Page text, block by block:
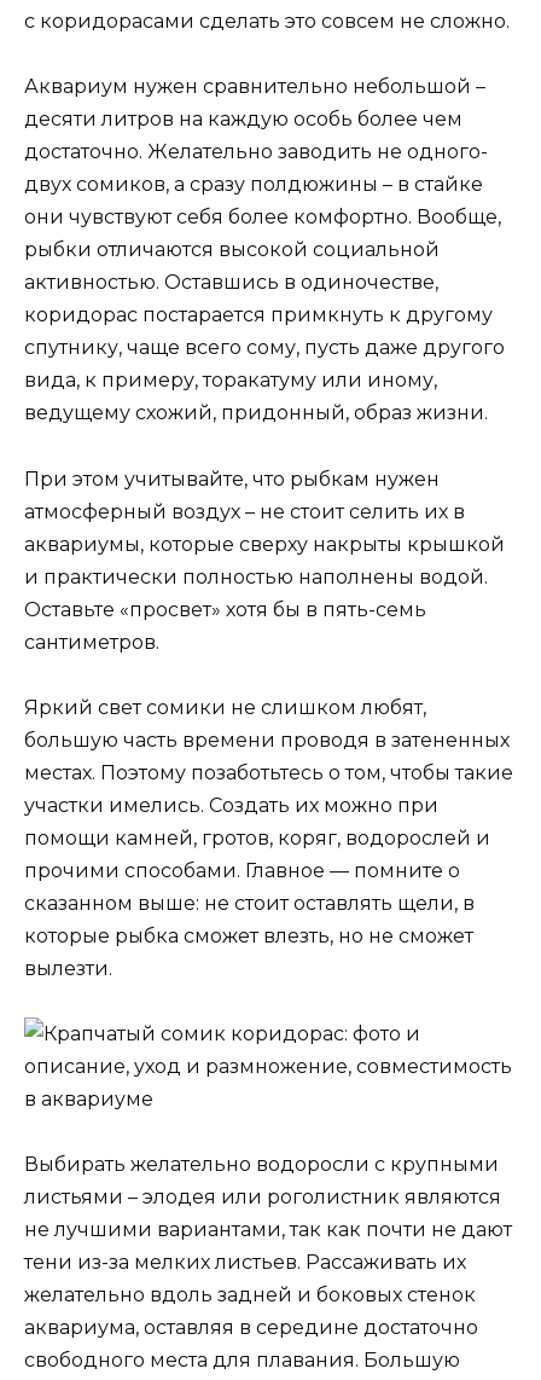
с коридорасами сделать это совсем не сложно.
Аквариум нужен сравнительно небольшой –
десяти литров на каждую особь более чем
достаточно. Желательно заводить не одного-
двух сомиков, а сразу полдюжины – в стайке
они чувствуют себя более комфортно. Вообще,
рыбки отличаются высокой социальной
активностью. Оставшись в одиночестве,
коридорас постарается примкнуть к другому
спутнику, чаще всего сому, пусть даже другого
вида, к примеру, торакатуму или иному,
ведущему схожий, придонный, образ жизни.
При этом учитывайте, что рыбкам нужен
атмосферный воздух – не стоит селить их в
аквариумы, которые сверху накрыты крышкой
и практически полностью наполнены водой.
Оставьте «просвет» хотя бы в пять-семь
сантиметров.
Яркий свет сомики не слишком любят,
большую часть времени проводя в затененных
местах. Поэтому позаботьтесь о том, чтобы такие
участки имелись. Создать их можно при
помощи камней, гротов, коряг, водорослей и
прочими способами. Главное — помните о
сказанном выше: не стоит оставлять щели, в
которые рыбка сможет влезть, но не сможет
вылезти.
Выбирать желательно водоросли с крупными
листьями – элодея или роголистник являются
не лучшими вариантами, так как почти не дают
тени из-за мелких листьев. Рассаживать их
желательно вдоль задней и боковых стенок
аквариума, оставляя в середине достаточно
свободного места для плавания. Большую